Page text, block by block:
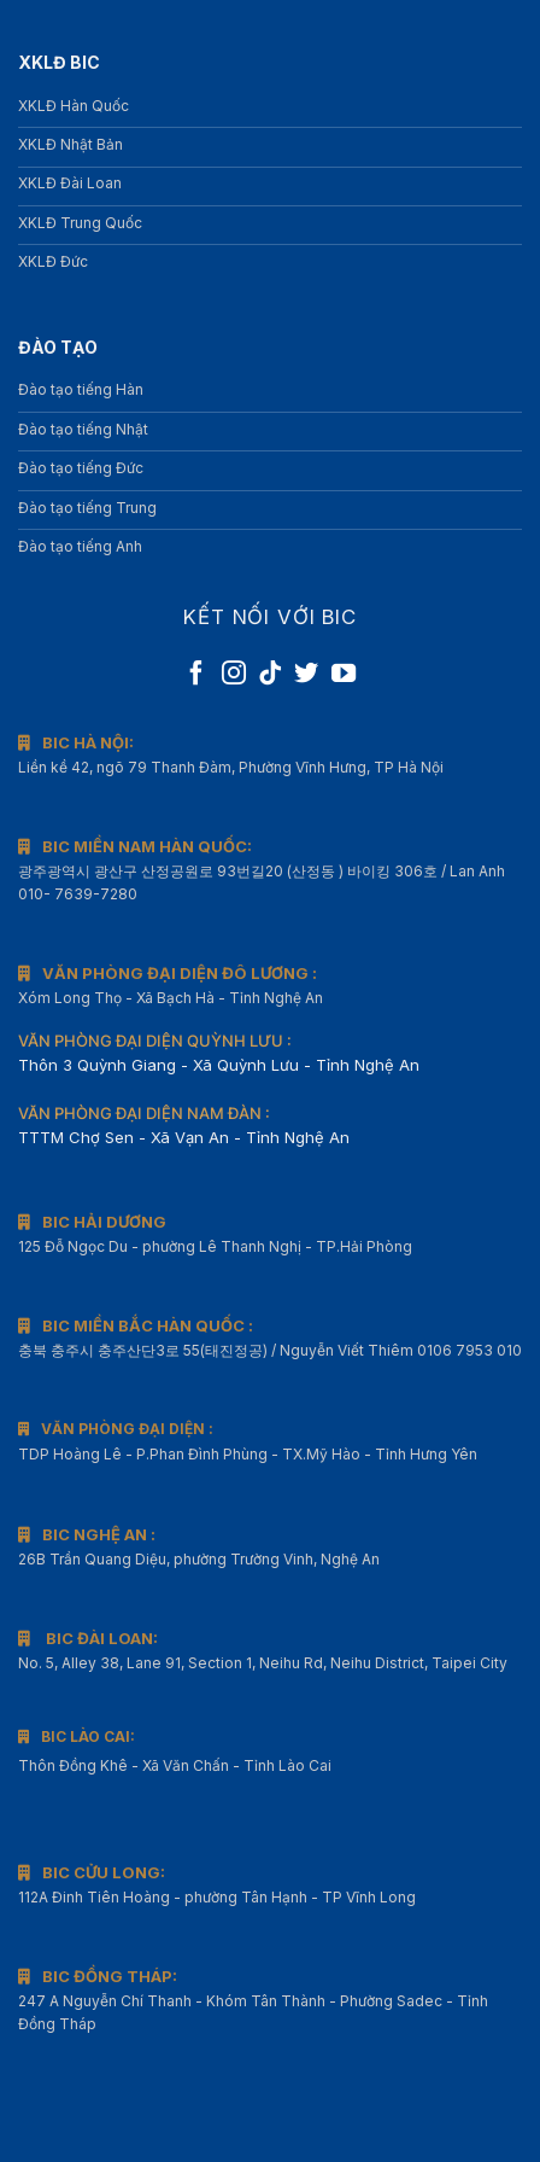
XKLĐ BIC
XKLĐ Hàn Quốc
XKLĐ Nhật Bản
XKLĐ Đài Loan
XKLĐ Trung Quốc
XKLĐ Đức
ĐÀO TẠO
Đào tạo tiếng Hàn
Đào tạo tiếng Nhật
Đào tạo tiếng Đức
Đào tạo tiếng Trung
Đào tạo tiếng Anh
KẾT NỐI VỚI BIC
BIC HÀ NỘI:
Liền kề 42, ngõ 79 Thanh Đàm, Phường Vĩnh Hưng, TP Hà Nội
BIC MIỀN NAM HÀN QUỐC:
광주광역시 광산구 산정공원로 93번길20 (산정동 ) 바이킹 306호 / Lan Anh
010- 7639-7280
VĂN PHÒNG ĐẠI DIỆN ĐÔ LƯƠNG :
Xóm Long Thọ - Xã Bạch Hà - Tỉnh Nghệ An
VĂN PHÒNG ĐẠI DIỆN QUỲNH LƯU :
Thôn 3 Quỳnh Giang - Xã Quỳnh Lưu - Tỉnh Nghệ An
VĂN PHÒNG ĐẠI DIỆN NAM ĐÀN :
TTTM Chợ Sen - Xã Vạn An - Tỉnh Nghệ An
BIC HẢI DƯƠNG
125 Đỗ Ngọc Du - phường Lê Thanh Nghị - TP.Hải Phòng
BIC MIỀN BẮC HÀN QUỐC :
충북 충주시 충주산단3로 55(태진정공) / Nguyễn Viết Thiêm 0106 7953 010
VĂN PHÒNG ĐẠI DIỆN :
TDP Hoàng Lê - P.Phan Đình Phùng - TX.Mỹ Hào - Tỉnh Hưng Yên
BIC NGHỆ AN :
26B Trần Quang Diệu, phường Trường Vinh, Nghệ An
BIC ĐÀI LOAN:
No. 5, Alley 38, Lane 91, Section 1, Neihu Rd, Neihu District, Taipei City
BIC LÀO CAI:
Thôn Đồng Khê - Xã Văn Chấn - Tỉnh Lào Cai
BIC CỬU LONG:
112A Đinh Tiên Hoàng - phường Tân Hạnh - TP Vĩnh Long
BIC ĐỒNG THÁP:
247 A Nguyễn Chí Thanh - Khóm Tân Thành - Phường Sadec - Tỉnh
Đồng Tháp